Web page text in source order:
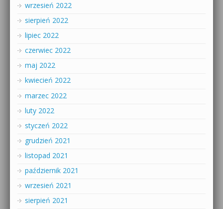
wrzesień 2022
sierpień 2022
lipiec 2022
czerwiec 2022
maj 2022
kwiecień 2022
marzec 2022
luty 2022
styczeń 2022
grudzień 2021
listopad 2021
październik 2021
wrzesień 2021
sierpień 2021